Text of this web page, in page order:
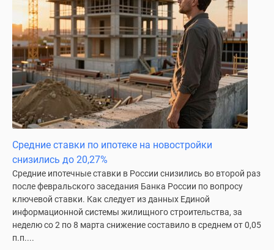
проекте
Контакты
Реклама
сайте
Дзен
Машино-
места
Апартаменты
#траншевая
ипотека
#рассрочка
ИТ-
ипотека
Квартиры
Средние ставки по ипотеке на новостройки
снизились до 20,27%
Средние ипотечные ставки в России снизились во второй раз
после февральского заседания Банка России по вопросу
ключевой ставки. Как следует из данных Единой
информационной системы жилищного строительства, за
неделю со 2 по 8 марта снижение составило в среднем от 0,05
п.п....